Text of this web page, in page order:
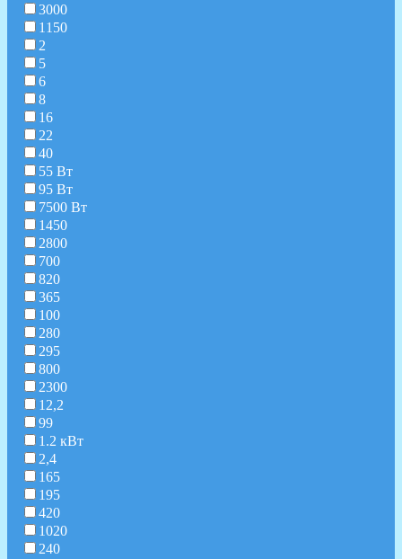
3000
1150
2
5
6
8
16
22
40
55 Вт
95 Вт
7500 Вт
1450
2800
700
820
365
100
280
295
800
2300
12,2
99
1.2 кВт
2,4
165
195
420
1020
240